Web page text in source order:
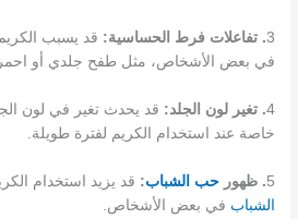
3. تفاعلات فرط الحساسية: قد يسبب
في بعض الأشخاص، مثل طفح جلدي أو
4. تغير لون الجلد: قد يحدث تغير في لون
خاصة عند استخدام الكريم لفترة طويلة.
5. ظهور حب الشباب: قد يزيد استخدام
الشباب في بعض الأشخاص.